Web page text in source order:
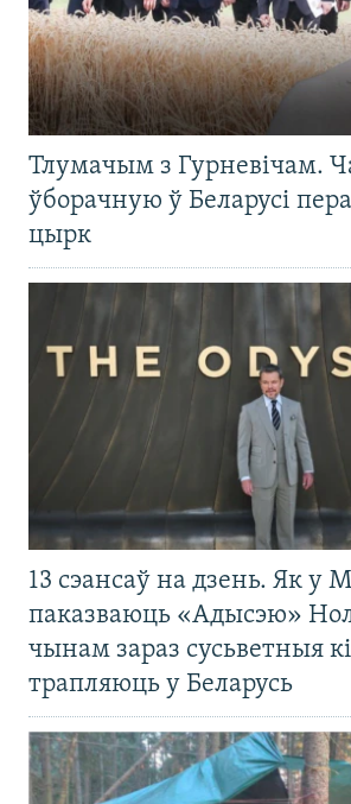
Тлумачым з Гурневічам.
ўборачную ў Беларусі
цырк
13 сэансаў на дзень. Як у
паказваюць «Адысэю»
чынам зараз сусьветныя
трапляюць у Беларусь